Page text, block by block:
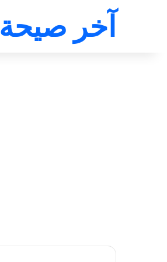
آخر صيحة